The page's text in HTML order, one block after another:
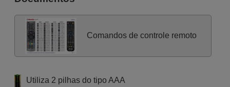
Comandos de controle remoto
Utiliza 2 pilhas do tipo AAA